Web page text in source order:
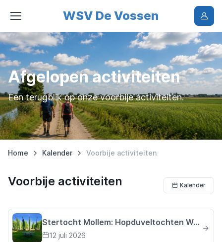
WSV De Vossen
Afgelopen activiteiten
Een terugblik op onze voorbije activiteiten.
Home Kalender Voorbije activiteiten
Voorbije activiteiten Kalender
Stertocht Mollem: Hopduveltochten WRC Manke Fiel vzw
12 juli 2026